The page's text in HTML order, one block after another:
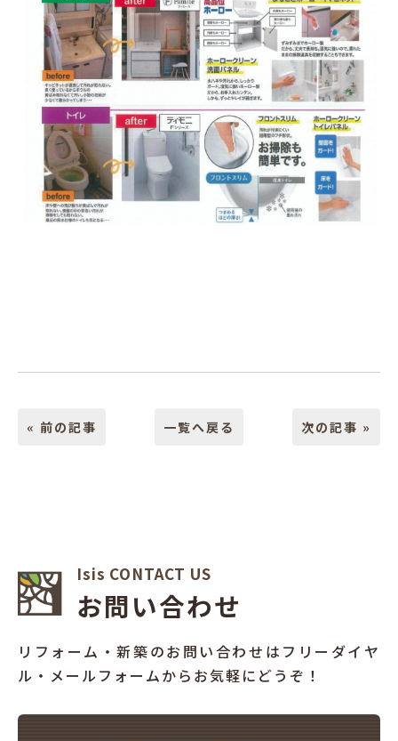
« 前の記事 一覧へ戻る 次の記事 »
Isis CONTACT US
お問い合わせ
リフォーム・新築のお問い合わせはフリーダイヤ
ル・メールフォームからお気軽にどうぞ！